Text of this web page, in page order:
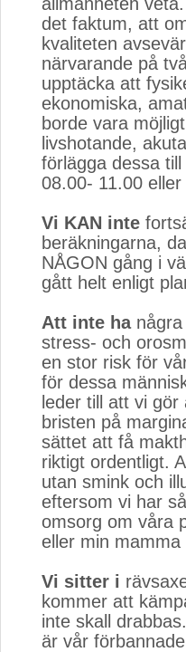
det faktum, att
kvaliteten
närvarande på
upptäcka att
ekonomiska,
borde vara
livshotande,
förlägga dessa
08.00- 11.00
Vi KAN inte
beräkningarna,
NÅGON gång i
gått helt enligt
Att inte hanågra
stress- och
en stor risk för
för dessa
leder till att vi
bristen på
sättet att få
riktigt ordentligt.
utan smink och
eftersom vi har
omsorg om våra
eller min mamma
Vi sitter i
kommer att
inte skall
är vår